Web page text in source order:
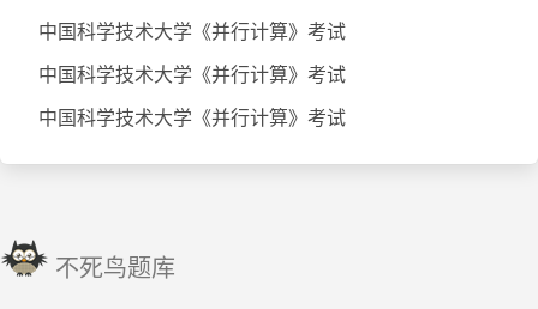
中国科学技术大学《并行计算》考试
中国科学技术大学《并行计算》考试
中国科学技术大学《并行计算》考试
不死鸟题库